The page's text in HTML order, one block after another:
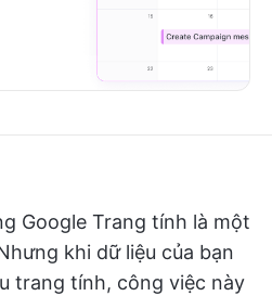
Google Trang tính là một
khi dữ liệu của bạn
trang tính, công việc này